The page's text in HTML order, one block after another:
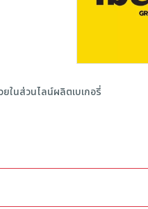
ในส่วนไลน์ผลิตเบเกอรี่